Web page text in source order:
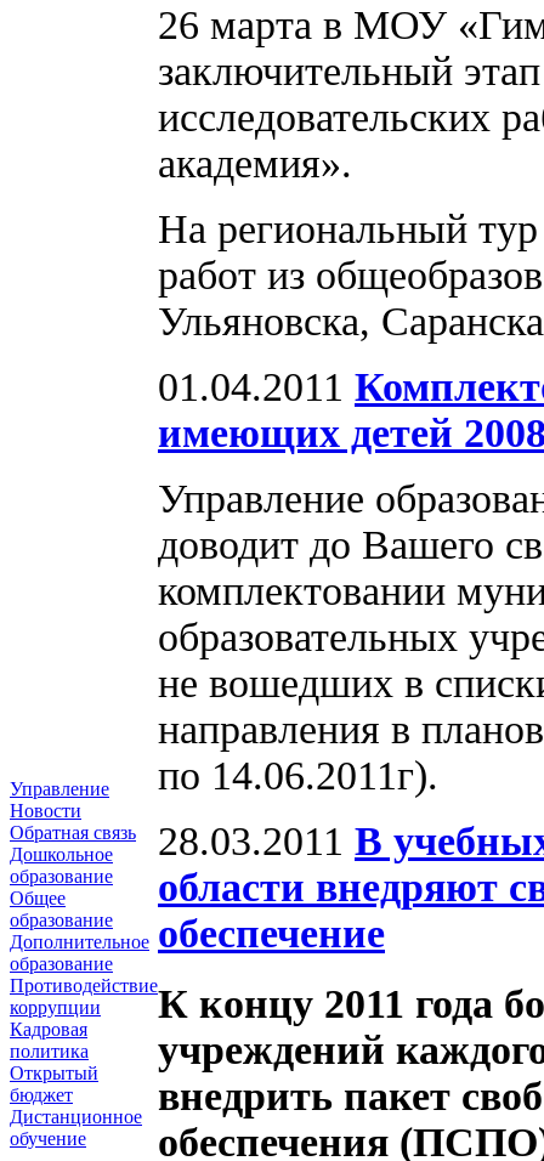
Управление
Новости
Обратная связь
Дошкольное
образование
Общее
образование
Дополнительное
образование
Противодействие
коррупции
Кадровая
политика
Открытый
бюджет
Дистанционное
обучение
26 марта в МОУ
заключительный
исследовательских
академия».
На региональный
работ из
Ульяновска,
01.04.2011
имеющих детей
Управление
доводит до Вашего
комплектовании
образовательных
не вошедших в
направления в
по 14.06.2011г).
28.03.2011 В
области внедряют
обеспечение
К концу 2011 года
учреждений
внедрить пакет
обеспечения